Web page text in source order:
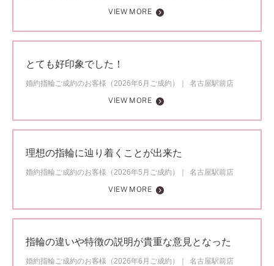
VIEW MORE
とても好印象でした！
婚約指輪ご成約のお客様（2026年6月ご成約）
名古屋駅前店
VIEW MORE
理想の指輪に辿り着くことが出来た
婚約指輪ご成約のお客様（2026年5月ご成約）
名古屋駅前店
VIEW MORE
指輪の違いや特徴の説明が貴重な意見となった
婚約指輪ご成約のお客様（2026年6月ご成約）
名古屋駅前店